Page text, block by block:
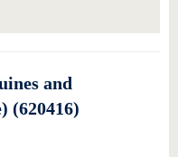
and
(620416)